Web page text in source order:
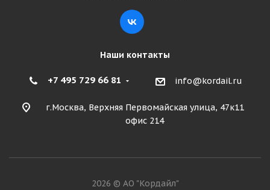
Наши контакты
+7 495 729 66 81 info@kordail.ru
г.Москва, Верхняя Первомайская улица, 47к11
офис 214
2026 © АО "Кордайл"